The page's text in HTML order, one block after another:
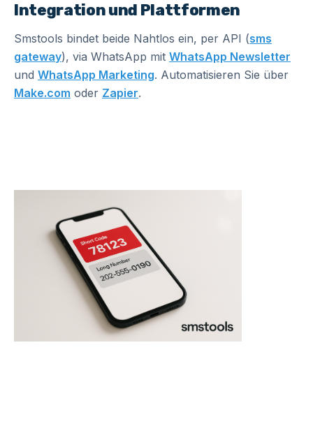
Integration und Plattformen
Smstools bindet beide Nahtlos ein, per API (sms
gateway), via WhatsApp mit WhatsApp Newsletter
und WhatsApp Marketing. Automatisieren Sie über
Make.com oder Zapier.